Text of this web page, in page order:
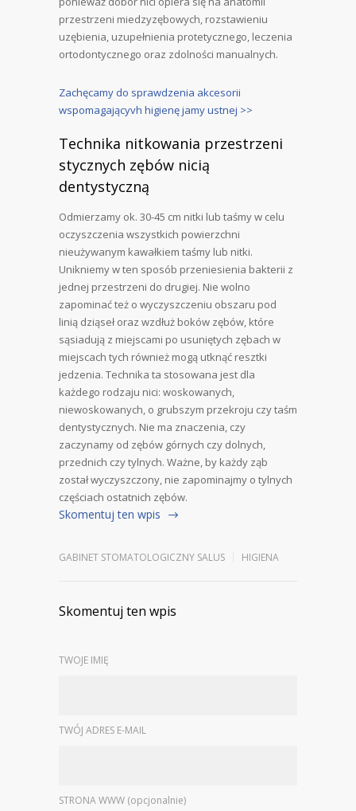
przestrzeni miedzyzębowych, rozstawieniu
uzębienia, uzupełnienia protetycznego, leczenia
ortodontycznego oraz zdolności manualnych.
Zachęcamy do sprawdzenia akcesorii
wspomagającyvh higienę jamy ustnej >>
Technika nitkowania przestrzeni
stycznych zębów nicią
dentystyczną
Odmierzamy ok. 30-45 cm nitki lub taśmy w celu
oczyszczenia wszystkich powierzchni
nieużywanym kawałkiem taśmy lub nitki.
Unikniemy w ten sposób przeniesienia bakterii z
jednej przestrzeni do drugiej. Nie wolno
zapominać też o wyczyszczeniu obszaru pod
linią dziąseł oraz wzdłuż boków zębów, które
sąsiadują z miejscami po usuniętych zębach w
miejscach tych również mogą utknąć resztki
jedzenia. Technika ta stosowana jest dla
każdego rodzaju nici: woskowanych,
niewoskowanych, o grubszym przekroju czy taśm
dentystycznych. Nie ma znaczenia, czy
zaczynamy od zębów górnych czy dolnych,
przednich czy tylnych. Ważne, by każdy ząb
został wyczyszczony, nie zapominajmy o tylnych
częściach ostatnich zębów.
Skomentuj ten wpis
GABINET STOMATOLOGICZNY SALUS HIGIENA
Skomentuj ten wpis
TWOJE IMIĘ
TWÓJ ADRES E-MAIL
STRONA WWW (opcjonalnie)